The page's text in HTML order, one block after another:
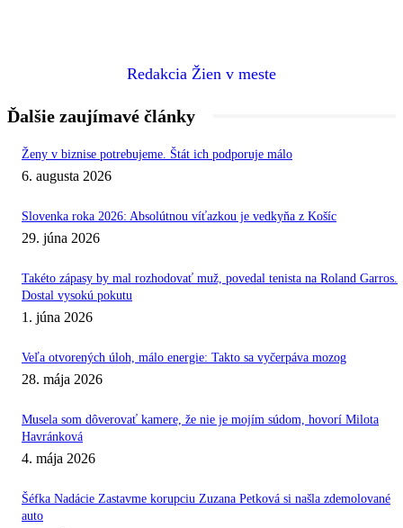
Redakcia Žien v meste
Ďalšie zaujímavé články
Ženy v biznise potrebujeme. Štát ich podporuje málo
6. augusta 2026
Slovenka roka 2026: Absolútnou víťazkou je vedkyňa z Košíc
29. júna 2026
Takéto zápasy by mal rozhodovať muž, povedal tenista na Roland Garros.
Dostal vysokú pokutu
1. júna 2026
Veľa otvorených úloh, málo energie: Takto sa vyčerpáva mozog
28. mája 2026
Musela som dôverovať kamere, že nie je mojím súdom, hovorí Milota
Havránková
4. mája 2026
Šéfka Nadácie Zastavme korupciu Zuzana Petková si našla zdemolované
auto